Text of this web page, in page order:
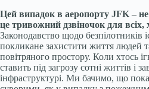
Цей випадок в аеропорту JFK –
це тривожний дзвіночок для всіх,
Законодавство щодо безпілотників
покликане захистити життя людей
повітряного простору. Коли хтось
ставить під загрозу сотні життів і
інфраструктурі. Ми бачимо, що